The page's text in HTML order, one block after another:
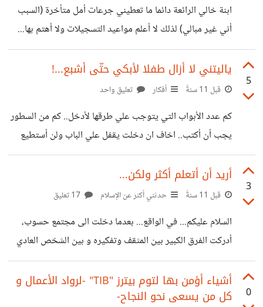
استغلال هذه الملامح التي تعكس السفه والعته.. عمالة مجانية
دون دفع فلس واحد -ولا في الأحلام- ...لكن
ابنة خالي الرائعة دائما ما تعطيني جرعات أمل متأخرة (السبب
أني غير مبالي) لذلك لا أعلم مواعيد التسجيلات ولا أهتم بها...
اعتقدت أنّ تسجيلات البكالوريا قد تمت منذ زمن -في الحقيقة لم
أفكر جديا في اعادتها- آخر أجل سيكون بعد 4 أيام ومن ثم
سيغلق الموقع نهائيا.. استيقضت في الصباح ولم أذهب الى العمل
مدرسية -بعد 48 ساعة ستخرج- لا يهم سيتبقى لي يومين..
الخطوة الأولى تمت بنجاح ... التالي.. قصدت
5
ياليتني لا أزال طفلا لأبكي حتّى أشبع...!
قبل 11 سنةً أفكار تعليق واحد
كم عدد الأبواب التي يتوجب علي طرقها لأدخل.. كم من السطور
يجب أن أكتب.. اخاف ان دخلت يقفل علي الباب ولن أستطيع
العودة بعدها.. لكن لا أهتم لن أحزن ولن أبالي، عشت بما فيه
الكفاية خلف ذلك الباب، سأتحدى نفسي لأرى كم يمكنني الابتعاد
عنك.. يا أمي.. سأتحدى عيناي لأرى كم يمكنها المكوث قبل أن
الآن هو مكان خال لأنهار هناك كالطفل الصغير.. أريد البكاء، لا
أستطيع.. ياليتني كنت طفلا -لا،
3
أريد أن أتعلم أكثر ولكن...
قبل 11 سنةً حدثني أكثر عن الإسلام
السلام عليكم... في الواقع... بعدما دخلت الى مجتمع حسوب،
أدركت الفرق الكبير بين المثقف وتفكيره و بين الشخص العادي
وتفكيره المثير للشفقة كما قيل لي يوما ^^ اذن الفرق الجوهري
بين هاذين هو العلم و عدمه.. هذا ما يدفعني لتغذية عقلي أكثر..
لأحقق ولو قفزة بسيطة لاثبات أني لم أخلق للأكل والشرب و ....
0
أشياء أؤمن بها لتوم بيترز "TIB" -لرواد الأعمال و
كل من يسعى نحو النجاح-